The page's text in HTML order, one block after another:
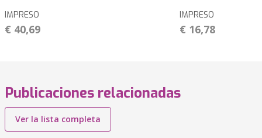
IMPRESO
€ 40,69
IMPRESO
€ 16,78
Publicaciones relacionadas
Ver la lista completa